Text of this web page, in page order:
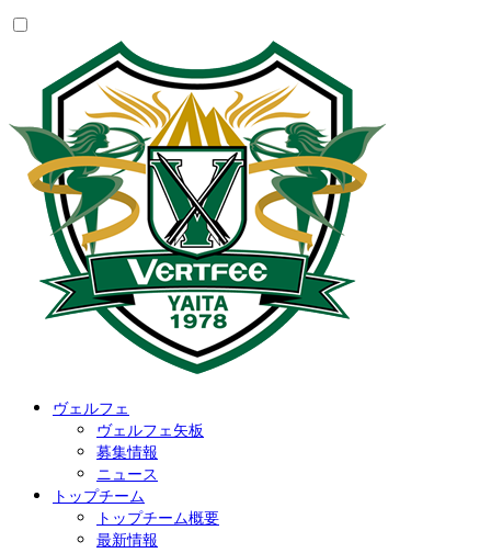
ヴェルフェ
ヴェルフェ矢板
募集情報
ニュース
トップチーム
トップチーム概要
最新情報